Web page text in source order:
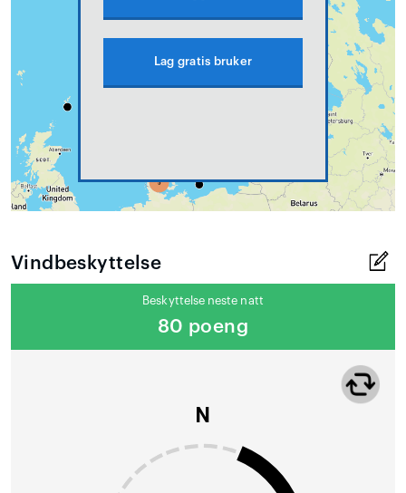
Lag gratis bruker
Vindbeskyttelse
Beskyttelse neste natt
80 poeng
N